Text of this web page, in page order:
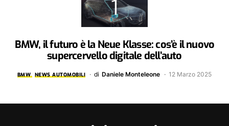
BMW, il futuro è la Neue Klasse: cos’è il nuovo
supercervello digitale dell’auto
BMW NEWS AUTOMOBILI di Daniele Monteleone 12 Marzo 2025